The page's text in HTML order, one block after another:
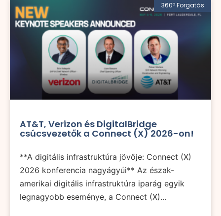
360º Forgatás
AT&T, Verizon és DigitalBridge
csúcsvezetők a Connect (X) 2026-on!
**A digitális infrastruktúra jövője: Connect (X)
2026 konferencia nagyágyúi** Az észak-
amerikai digitális infrastruktúra iparág egyik
legnagyobb eseménye, a Connect (X)...